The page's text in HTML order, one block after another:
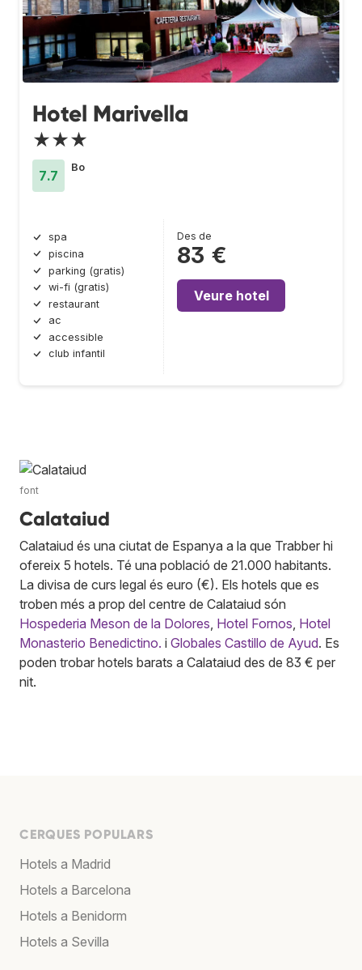
Hotel Marivella
★★★
7.7
Bo
spa
piscina
parking (gratis)
wi-fi (gratis)
restaurant
ac
accessible
club infantil
Des de
83 €
Veure hotel
font
Calataiud
Calataiud és una ciutat de Espanya a la que Trabber hi
ofereix 5 hotels. Té una població de 21.000 habitants.
La divisa de curs legal és euro (€). Els hotels que es
troben més a prop del centre de Calataiud són
Hospederia Meson de la Dolores, Hotel Fornos, Hotel
Monasterio Benedictino. i Globales Castillo de Ayud. Es
poden trobar hotels barats a Calataiud des de 83 € per
nit.
CERQUES POPULARS
Hotels a Madrid
Hotels a Barcelona
Hotels a Benidorm
Hotels a Sevilla